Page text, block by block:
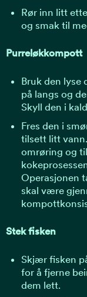
Rør inn litt
og smak til
Purreløkkompott
Bruk den lyse
på langs og
Skyll den i
Fres den i
tilsett litt
omrøring og
Operasjonen
skal være
Stek fisken
Skjær fisken
for å fjerne
dem lett.